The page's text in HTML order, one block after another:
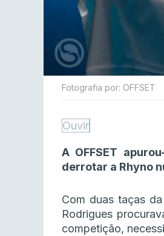
Fotografia por: OFFSET
Ouvir
A OFFSET
derrotar a Rhyno
Com duas taças
Rodrigues
competição,